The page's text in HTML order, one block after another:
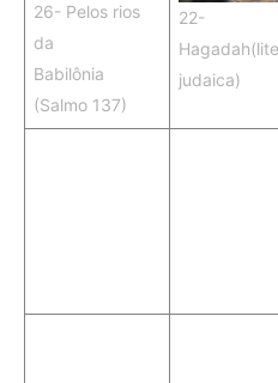
26- Pelos rios
da
Babilônia
(Salmo 137)
22-
judaica)